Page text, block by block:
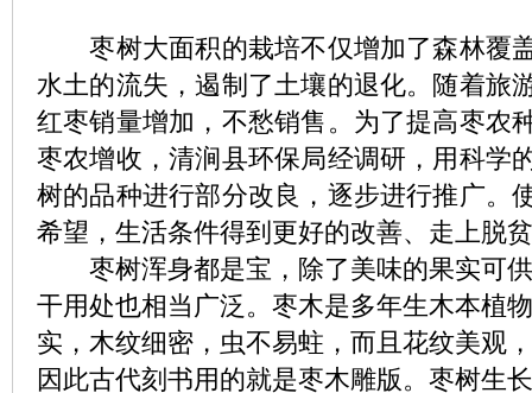
枣树大面积的栽培不仅增加了森林覆
水土的流失，遏制了土壤的退化。随着旅
红枣销量增加，不愁销售。为了提高枣农
枣农增收，清涧县环保局经调研，用科学
树的品种进行部分改良，逐步进行推广。
希望，生活条件得到更好的改善、走上脱
枣树浑身都是宝，除了美味的果实可供
干用处也相当广泛。枣木是多年生木本植
实，木纹细密，虫不易蛀，而且花纹美观
因此古代刻书用的就是枣木雕版。枣树生